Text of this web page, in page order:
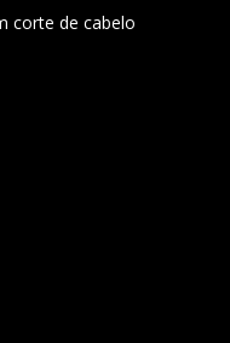
corte de cabelo